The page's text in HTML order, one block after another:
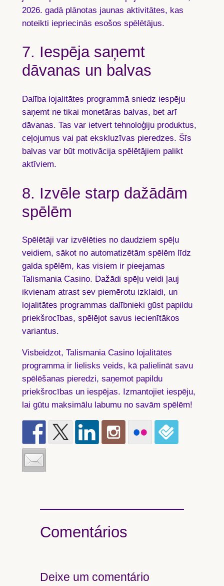
2026. gadā plānotas jaunas aktivitātes, kas
noteikti iepriecinās esošos spēlētājus.
7. Iespēja saņemt
dāvanas un balvas
Dalība lojalitātes programmā sniedz iespēju
saņemt ne tikai monetāras balvas, bet arī
dāvanas. Tas var ietvert tehnoloģiju produktus,
ceļojumus vai pat ekskluzīvas pieredzes. Šīs
balvas var būt motivācija spēlētājiem palikt
aktīviem.
8. Izvēle starp dažādām
spēlēm
Spēlētāji var izvēlēties no daudziem spēļu
veidiem, sākot no automatizētām spēlēm līdz
galda spēlēm, kas visiem ir pieejamas
Talismania Casino. Dažādi spēļu veidi ļauj
ikvienam atrast sev piemērotu izklaidi, un
lojalitātes programmas dalībnieki gūst papildu
priekšrocības, spēlējot savus iecienītākos
variantus.
Visbeidzot, Talismania Casino lojalitātes
programma ir lielisks veids, kā palielināt savu
spēlēšanas pieredzi, saņemot papildu
priekšrocības un iespējas. Izmantojiet iespēju,
lai gūtu maksimālu labumu no savām spēlēm!
Comentários
Deixe um comentário